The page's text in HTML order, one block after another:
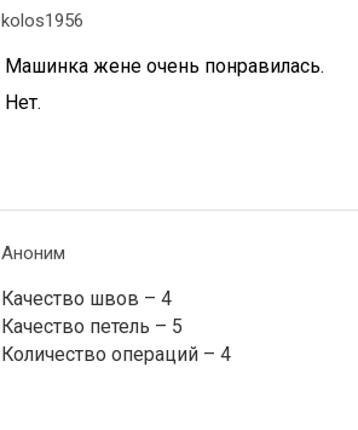
kolos1956
Машинка жене очень понравилась.
Нет.
Аноним
Качество швов – 4
Качество петель – 5
Количество операций – 4